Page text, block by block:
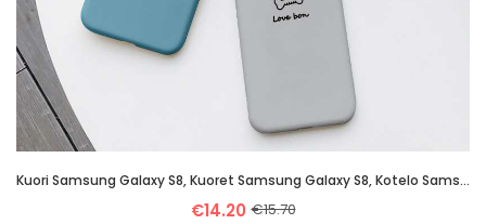
Kuori Samsung Galaxy S8, Kuoret Samsung Galaxy S8, Kotelo Samsung Galaxy S8 Persoonallisuus Luova Ih
€14.20 €15.70